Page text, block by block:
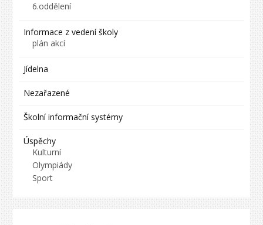
6.oddělení
Informace z vedení školy
plán akcí
Jídelna
Nezařazené
Školní informační systémy
Úspěchy
Kulturní
Olympiády
Sport